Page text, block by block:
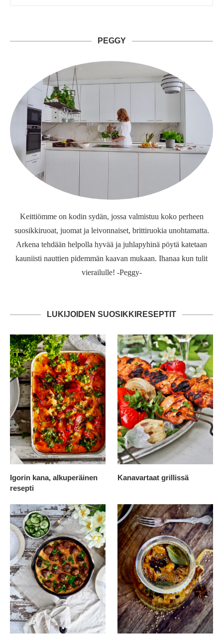
PEGGY
Keittiömme on kodin sydän, jossa valmistuu koko perheen
suosikkiruoat, juomat ja leivonnaiset, brittiruokia unohtamatta.
Arkena tehdään helpolla hyvää ja juhlapyhinä pöytä katetaan
kauniisti nauttien pidemmän kaavan mukaan. Ihanaa kun tulit
vierailulle! -Peggy-
LUKIJOIDEN SUOSIKKIRESEPTIT
Igorin kana, alkuperäinen
resepti
Kanavartaat grillissä